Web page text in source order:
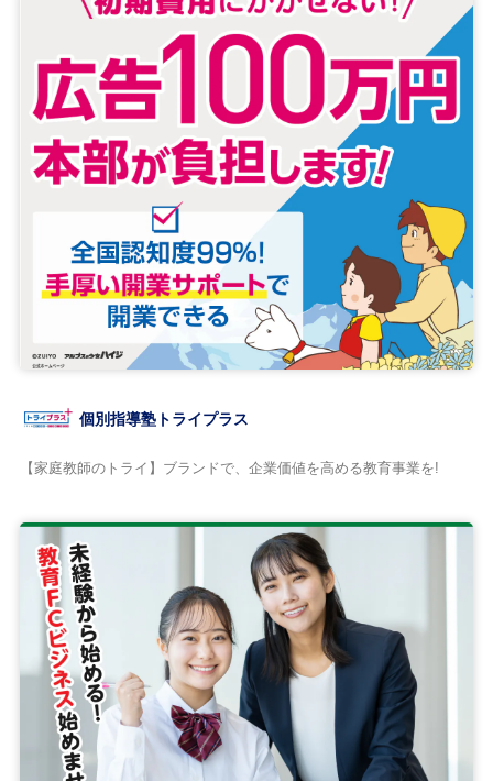
個別指導塾トライプラス
【家庭教師のトライ】ブランドで、企業価値を高める教育事業を!